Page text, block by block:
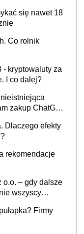
się nawet 18
Co rolnik
kryptowaluty za
I co dalej?
zakup ChatGPT
Dlaczego efekty
rekomendacje
o.o. – gdy dalsze
wszyscy
Firmy